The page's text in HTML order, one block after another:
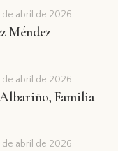
de abril de 2026
Méndez
de abril de 2026
Familia
de abril de 2026